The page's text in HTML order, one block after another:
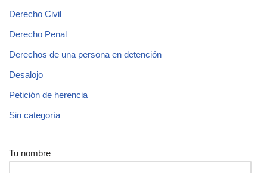
Derecho Civil
Derecho Penal
Derechos de una persona en detención
Desalojo
Petición de herencia
Sin categoría
Tu nombre